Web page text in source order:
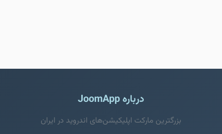
درباره JoomApp
بزرگترین مارکت اپلیکیشن‌های اندروید در ایران